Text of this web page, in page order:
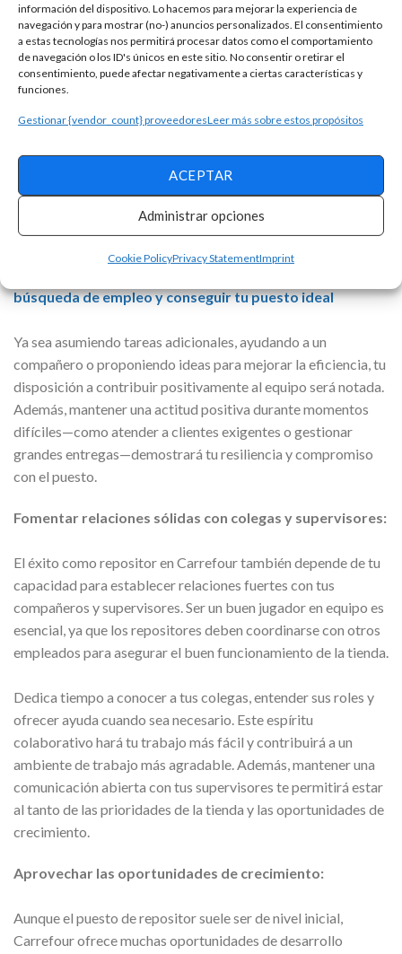
información del dispositivo. Lo hacemos para mejorar la experiencia de
navegación y para mostrar (no-) anuncios personalizados. El consentimiento
a estas tecnologías nos permitirá procesar datos como el comportamiento
de navegación o los ID's únicos en este sitio. No consentir o retirar el
consentimiento, puede afectar negativamente a ciertas características y
funciones.
Gestionar {vendor_count} proveedoresLeer más sobre estos propósitos
ACEPTAR
Administrar opciones
Cookie PolicyPrivacy StatementImprint
Mantener una actitud positiva y proactiva:
En el comercio minorista, una actitud positiva y proactiva
puede ser clave para tu
los empleados que toman la iniciativa y muestran
recompensados.
Leer más contenido relacionado:
–
búsqueda de empleo y conseguir tu puesto ideal
Ya sea asumiendo tareas adicionales, ayudando a un
compañero o proponiendo ideas para mejorar la eficiencia, tu
disposición a contribuir positivamente al equipo será notada.
Además, mantener una actitud positiva durante momentos
difíciles—como atender a clientes exigentes o gestionar
grandes entregas—demostrará tu resiliencia y compromiso
con el puesto.
Fomentar relaciones sólidas con colegas y supervisores:
El éxito como repositor en Carrefour también depende de tu
capacidad para establecer relaciones fuertes con tus
compañeros y supervisores. Ser un buen jugador en equipo es
esencial, ya que los repositores deben coordinarse con otros
empleados para asegurar el buen funcionamiento de la tienda.
Dedica tiempo a conocer a tus colegas, entender sus roles y
ofrecer ayuda cuando sea necesario. Este espíritu
colaborativo hará tu trabajo más fácil y contribuirá a un
ambiente de trabajo más agradable. Además, mantener una
comunicación abierta con tus supervisores te permitirá estar
al tanto de las prioridades de la tienda y las oportunidades de
crecimiento.
Aprovechar las oportunidades de crecimiento:
Aunque el puesto de repositor suele ser de nivel inicial,
Carrefour ofrece muchas oportunidades de desarrollo